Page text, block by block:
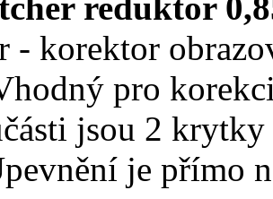
reduktor
- korektor
pro
jsou 2
je přímo